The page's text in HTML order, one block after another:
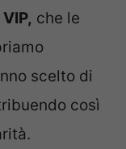
che le
scelto di
così